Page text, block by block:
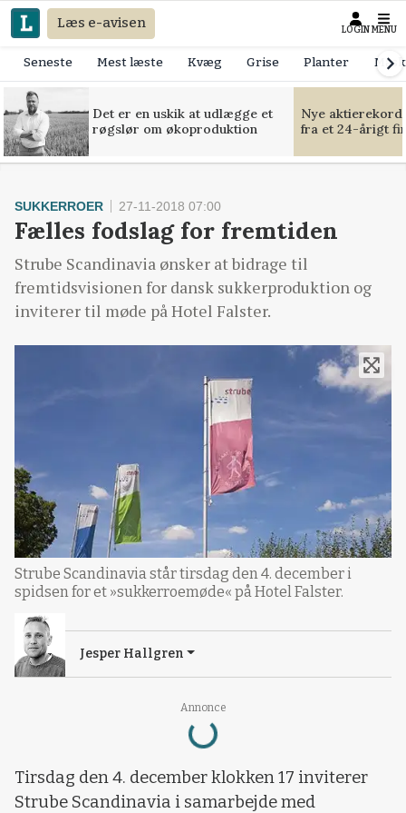
Læs e-avisen LOGIN MENU
Seneste Mest læste Kvæg Grise Planter
Det er en uskik at udlægge et
røgslør om økoproduktion
Nye
fra et 24-årigt
Annonce
Loading...
SUKKERROER 27-11-2018 07:00
Fælles fodslag for fremtiden
Strube Scandinavia ønsker at bidrage til
fremtidsvisionen for dansk sukkerproduktion og
inviterer til møde på Hotel Falster.
Strube Scandinavia står tirsdag den 4. december i
spidsen for et »sukkerroemøde« på Hotel Falster.
Jesper Hallgren
Tirsdag den 4. december klokken 17 inviterer
Strube Scandinavia i samarbejde med